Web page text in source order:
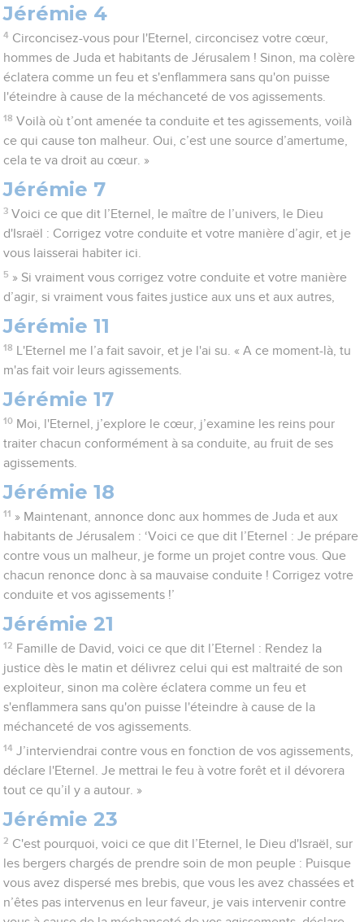
Jérémie 4
4 Circoncisez-vous pour l'Eternel, circoncisez votre cœur,
hommes de Juda et habitants de Jérusalem ! Sinon, ma colère
éclatera comme un feu et s'enflammera sans qu'on puisse
l'éteindre à cause de la méchanceté de vos agissements.
18 Voilà où t’ont amenée ta conduite et tes agissements, voilà
ce qui cause ton malheur. Oui, c’est une source d’amertume,
cela te va droit au cœur. »
Jérémie 7
3 Voici ce que dit l’Eternel, le maître de l’univers, le Dieu
d'Israël : Corrigez votre conduite et votre manière d’agir, et je
vous laisserai habiter ici.
5 » Si vraiment vous corrigez votre conduite et votre manière
d’agir, si vraiment vous faites justice aux uns et aux autres,
Jérémie 11
18
L'Eternel me l’a fait savoir, et je l'ai su. « A ce moment-là, tu
m'as fait voir leurs agissements.
Jérémie 17
10 Moi, l'Eternel, j’explore le cœur, j’examine les reins pour
traiter chacun conformément à sa conduite, au fruit de ses
agissements.
Jérémie 18
11 » Maintenant, annonce donc aux hommes de Juda et aux
habitants de Jérusalem : ‘Voici ce que dit l’Eternel : Je prépare
contre vous un malheur, je forme un projet contre vous. Que
chacun renonce donc à sa mauvaise conduite ! Corrigez votre
conduite et vos agissements !’
Jérémie 21
12 Famille de David, voici ce que dit l’Eternel : Rendez la
justice dès le matin et délivrez celui qui est maltraité de son
exploiteur, sinon ma colère éclatera comme un feu et
s'enflammera sans qu'on puisse l'éteindre à cause de la
méchanceté de vos agissements.
14 J’interviendrai contre vous en fonction de vos agissements,
déclare l'Eternel. Je mettrai le feu à votre forêt et il dévorera
tout ce qu’il y a autour. »
Jérémie 23
2 C'est pourquoi, voici ce que dit l’Eternel, le Dieu d'Israël, sur
les bergers chargés de prendre soin de mon peuple : Puisque
vous avez dispersé mes brebis, que vous les avez chassées et
n’êtes pas intervenus en leur faveur, je vais intervenir contre